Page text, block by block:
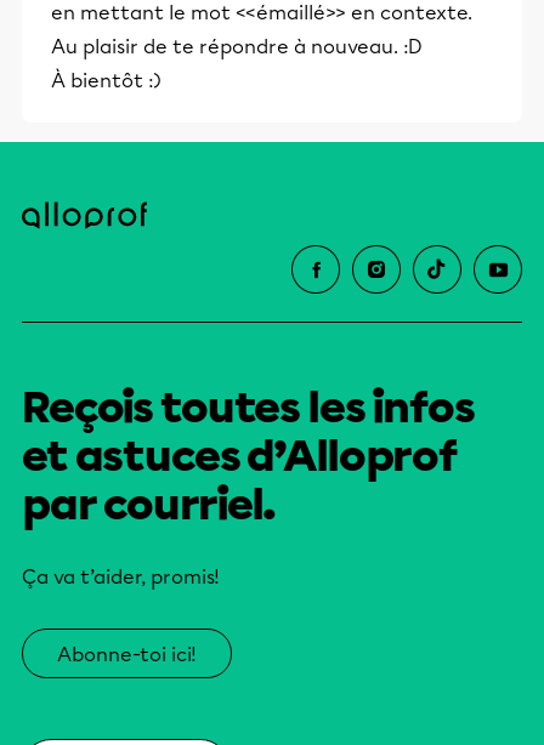
éducative.
en mettant le mot <<émaillé>> en contexte.
Au plaisir de te répondre à nouveau. :D
À bientôt :)
Reçois toutes les infos
et astuces d’Alloprof
par courriel.
Ça va t’aider, promis!
Abonne-toi ici!